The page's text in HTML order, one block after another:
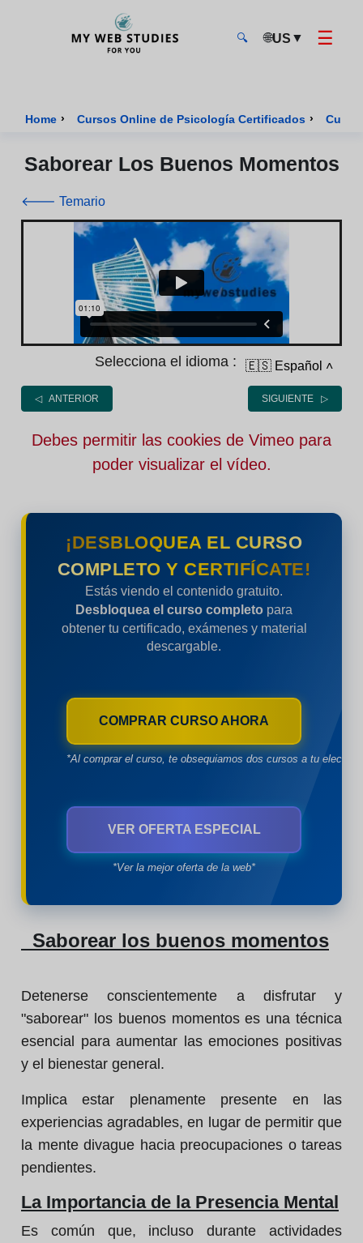
🔍 🌐US ▼ ☰
Home › Cursos Online de Psicología Certificados › Curso
Saborear Los Buenos Momentos
🡐 Temario
Selecciona el idioma : 🇪🇸 Español ˄
◁ ANTERIOR SIGUIENTE ▷
Debes permitir las cookies de Vimeo para
poder visualizar el vídeo.
¡DESBLOQUEA EL CURSO
COMPLETO Y CERTIFÍCATE!
Estás viendo el contenido gratuito.
Desbloquea el curso completo para
obtener tu certificado, exámenes y material
descargable.
COMPRAR CURSO AHORA
*Al comprar el curso, te obsequiamos dos cursos a tu
VER OFERTA ESPECIAL
*Ver la mejor oferta de la web*
Saborear los buenos momentos
Detenerse conscientemente a disfrutar y
"saborear" los buenos momentos es una técnica
esencial para aumentar las emociones positivas
y el bienestar general.
Implica estar plenamente presente en las
experiencias agradables, en lugar de permitir que
la mente divague hacia preocupaciones o tareas
pendientes.
La Importancia de la Presencia Mental
Es común que, incluso durante actividades